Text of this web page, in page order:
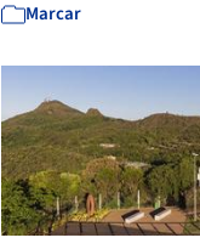
Marcar